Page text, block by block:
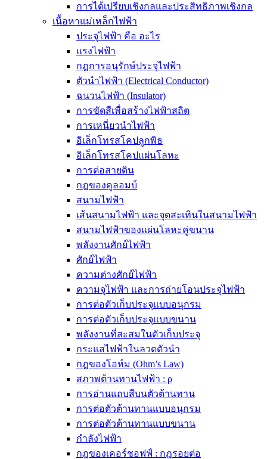
การได้เปรียบเชิงกลและประสิทธิภาพเชิงกล
เนื้อหาแม่เหล็กไฟฟ้า
ประจุไฟฟ้า คือ อะไร
แรงไฟฟ้า
กฎการอนุรักษ์ประจุไฟฟ้า
ตัวนำไฟฟ้า (Electrical Conductor)
ฉนวนไฟฟ้า (Insulator)
การขัดสีเพื่อสร้างไฟฟ้าสถิต
การเหนี่ยวนำไฟฟ้า
อิเล็กโทรสโคปลูกพิธ
อิเล็กโทรสโคปแผ่นโลหะ
การต่อสายดิน
กฎของคูลอมบ์
สนามไฟฟ้า
เส้นสนามไฟฟ้า และจุดสะเทินในสนามไฟฟ้า
สนามไฟฟ้าของแผ่นโลหะคู่ขนาน
พลังงานศักย์ไฟฟ้า
ศักย์ไฟฟ้า
ความต่างศักย์ไฟฟ้า
ความจุไฟฟ้า และการถ่ายโอนประจุไฟฟ้า
การต่อตัวเก็บประจุแบบอนุกรม
การต่อตัวเก็บประจุแบบขนาน
พลังงานที่สะสมในตัวเก็บประจุ
กระแสไฟฟ้าในลวดตัวนำ
กฎของโอห์ม (Ohm’s Law)
สภาพต้านทานไฟฟ้า : ρ
การอ่านแถบสีบนตัวต้านทาน
การต่อตัวต้านทานแบบอนุกรม
การต่อตัวต้านทานแบบขนาน
กำลังไฟฟ้า
กฎของเคอร์ชอฟฟ์ : กฎรอยต่อ